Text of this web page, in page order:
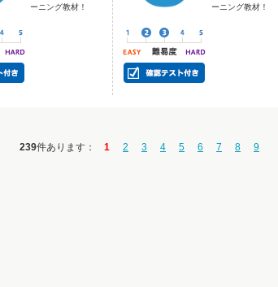
ーニング教材！
ーニング教材！
239件あります ： 1 2 3 4 5 6 7 8 9